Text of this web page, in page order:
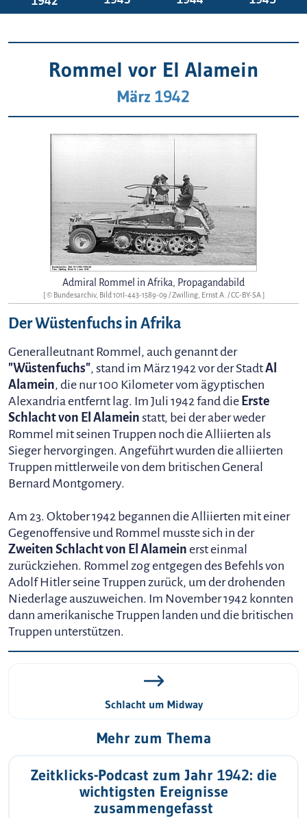
Rommel vor El Alamein
März 1942
Admiral Rommel in Afrika, Propagandabild
[ © Bundesarchiv, Bild 101I-443-1589-09 / Zwilling, Ernst A. / CC-BY-SA ]
Der Wüstenfuchs in Afrika
Generalleutnant Rommel, auch genannt der
"Wüstenfuchs", stand im März 1942 vor der StadtAl
Alamein, die nur 100 Kilometer vom ägyptischen
Alexandria entfernt lag. Im Juli 1942 fand die Erste
Schlacht von El Alamein statt, bei der aber weder
Rommel mit seinen Truppen noch die Alliierten als
Sieger hervorgingen. Angeführt wurden die alliierten
Truppen mittlerweile von dem britischen General
Bernard Montgomery.
Am 23. Oktober 1942 begannen die Alliierten mit einer
Gegenoffensive und Rommel musste sich in der
Zweiten Schlacht von El Alamein erst einmal
zurückziehen. Rommel zog entgegen des Befehls von
Adolf Hitler seine Truppen zurück, um der drohenden
Niederlage auszuweichen. Im November 1942 konnten
dann amerikanische Truppen landen und die britischen
Truppen unterstützen.
Schlacht um Midway
Mehr zum Thema
Zeitklicks-Podcast zum Jahr 1942: die
wichtigsten Ereignisse
zusammengefasst